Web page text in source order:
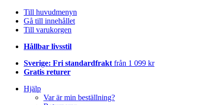
Till huvudmenyn
Gå till innehållet
Till varukorgen
Hållbar livsstil
Sverige: Fri standardfrakt från 1 099 kr
Gratis returer
Hjälp
Var är min beställning?